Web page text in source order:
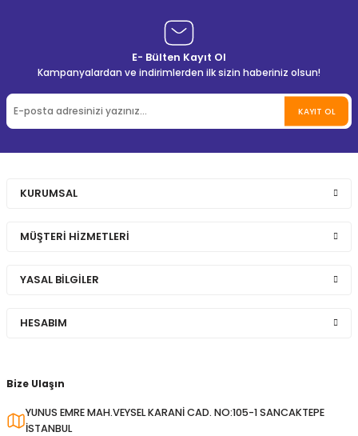
E- Bülten Kayıt Ol
Kampanyalardan ve indirimlerden ilk sizin haberiniz olsun!
KAYIT OL
Bize Ulaşın
YUNUS EMRE MAH.VEYSEL KARANİ CAD. NO:105-1 SANCAKTEPE
İSTANBUL
KURUMSAL
MÜŞTERİ HİZMETLERİ
YASAL BİLGİLER
HESABIM